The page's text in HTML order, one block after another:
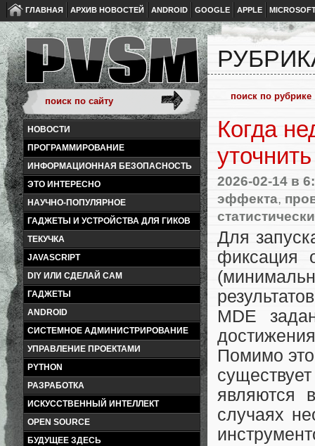
ГЛАВНАЯ АРХИВ НОВОСТЕЙ ANDROID GOOGLE APPLE
НОВОСТИ
ПРОГРАММИРОВАНИЕ
ИНФОРМАЦИОННАЯ БЕЗОПАСНОСТЬ
ЭТО ИНТЕРЕСНО
НАУЧНО-ПОПУЛЯРНОЕ
ГАДЖЕТЫ И УСТРОЙСТВА ДЛЯ ГИКОВ
ТЕКУЧКА
JAVASCRIPT
DIY ИЛИ СДЕЛАЙ САМ
ГАДЖЕТЫ
ANDROID
СИСТЕМНОЕ АДМИНИСТРИРОВАНИЕ
УПРАВЛЕНИЕ ПРОЕКТАМИ
PYTHON
РАЗРАБОТКА
ИСКУССТВЕННЫЙ ИНТЕЛЛЕКТ
OPEN SOURCE
БУДУЩЕЕ ЗДЕСЬ
Когда
2026-02-14 в
эффекта,
Для
фиксация
MDE
Помимо
являются
случаях